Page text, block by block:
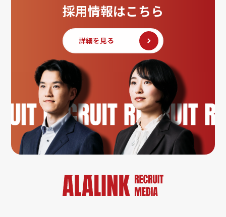
採用情報はこちら
詳細を見る